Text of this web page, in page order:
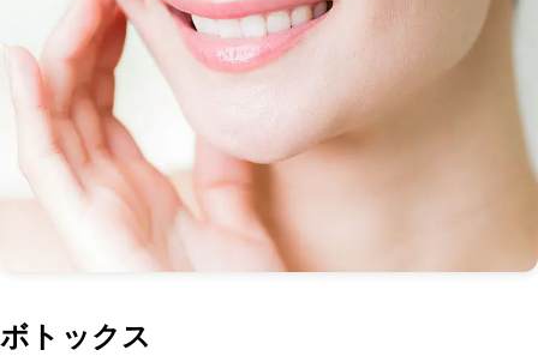
ボトックス